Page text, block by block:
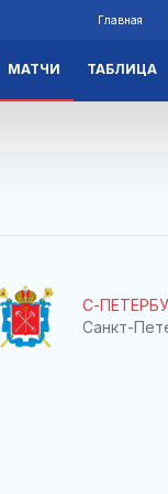
Главная
МАТЧИ ТАБЛИЦА
С-
Санкт-